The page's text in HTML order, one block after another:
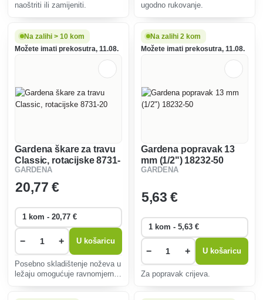
naoštriti ili zamijeniti.
ugodno rukovanje.
Na zalihi > 10 kom
Možete imati prekosutra, 11.08.
Gardena škare za travu
Classic, rotacijske 8731-
20
GARDENA
20,77 €
− + U košaricu
Posebno skladištenje noževa u
ležaju omogućuje ravnomjerno
Na zalihi 2 kom
Možete imati prekosutra, 11.08.
Gardena popravak 13
mm (1/2") 18232-50
GARDENA
5,63 €
− + U košaricu
Za popravak crijeva.